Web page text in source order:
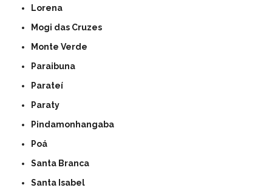
Lorena
Mogi das Cruzes
Monte Verde
Paraibuna
Parateí
Paraty
Pindamonhangaba
Poá
Santa Branca
Santa Isabel